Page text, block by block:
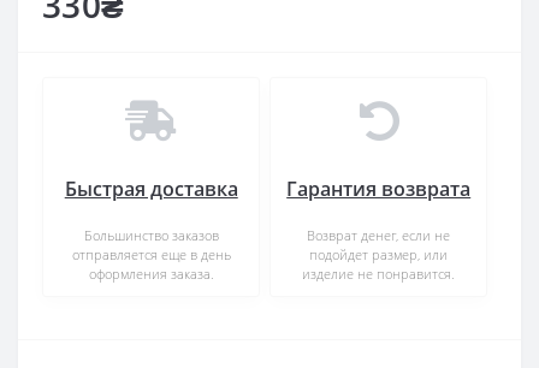
Быстрая доставка
Большинство заказов
отправляется еще в день
оформления заказа.
Гарантия возврата
Возврат денег, если не
подойдет размер, или
изделие не понравится.